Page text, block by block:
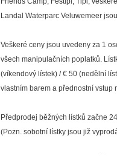
Landal Waterparc Veluwemeer
Veškeré ceny jsou uvedeny za 1
všech manipulačních poplatků.
(víkendový lístek) / € 50 (nedělní
vlastním barem a přednostní vstup
Předprodej běžných lístků začne
(Pozn. sobotní lístky jsou již